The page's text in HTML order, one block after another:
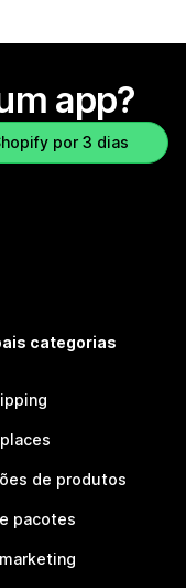
app?
por 3 dias
categorias
de produtos
pacotes